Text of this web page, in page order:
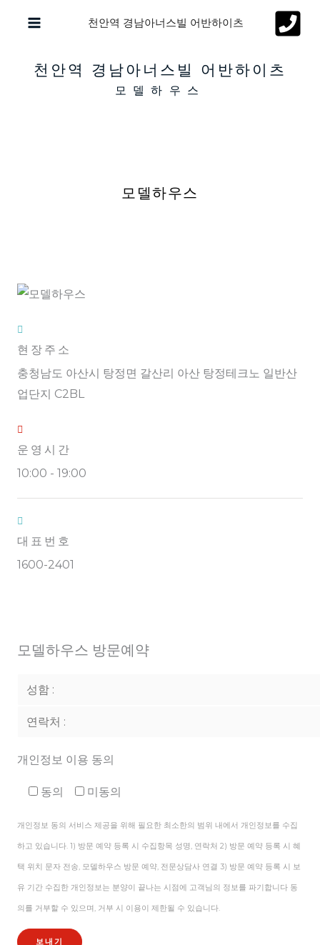
천안역 경남아너스빌 어반하이츠
천안역 경남아너스빌 어반하이츠
모델하우스
모델하우스
현장주소
충청남도 아산시 탕정면 갈산리 아산 탕정테크노 일반산
업단지 C2BL
운영시간
10:00 - 19:00
대표번호
1600-2401
모델하우스 방문예약
개인정보 이용 동의
동의 미동의
개인정보 동의 서비스 제공을 위해 필요한 최소한의 범위 내에서 개인정보를 수집
하고 있습니다. 1) 방문 예약 등록 시 수집항목 성명, 연락처 2) 방문 예약 등록 시 혜
택 위치 문자 전송, 모델하우스 방문 예약, 전문상담사 연결 3) 방문 예약 등록 시 보
유 기간 수집한 개인정보는 분양이 끝나는 시점에 고객님의 정보를 파기합니다 동
의를 거부할 수 있으며, 거부 시 이용이 제한될 수 있습니다.